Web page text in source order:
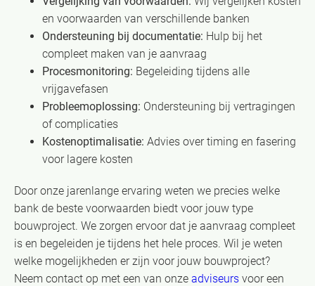
en voorwaarden van verschillende banken
Ondersteuning bij documentatie: Hulp bij het
compleet maken van je aanvraag
Procesmonitoring: Begeleiding tijdens alle
vrijgavefasen
Probleemoplossing: Ondersteuning bij vertragingen
of complicaties
Kostenoptimalisatie: Advies over timing en fasering
voor lagere kosten
Door onze jarenlange ervaring weten we precies welke
bank de beste voorwaarden biedt voor jouw type
bouwproject. We zorgen ervoor dat je aanvraag compleet
is en begeleiden je tijdens het hele proces. Wil je weten
welke mogelijkheden er zijn voor jouw bouwproject?
Neem contact op met een van onze adviseurs voor een